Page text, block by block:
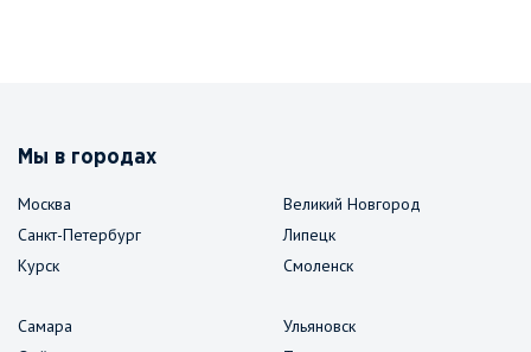
Мы в городах
Москва
Санкт-Петербург
Курск
Великий Новгород
Липецк
Смоленск
Самара
Ульяновск